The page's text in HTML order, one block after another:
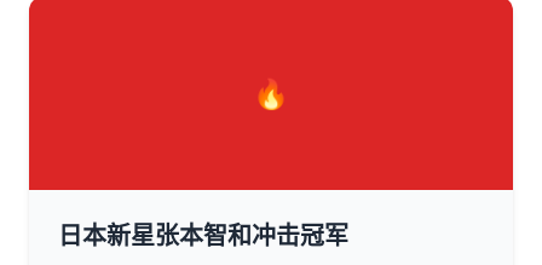
🔥
日本新星张本智和冲击冠军